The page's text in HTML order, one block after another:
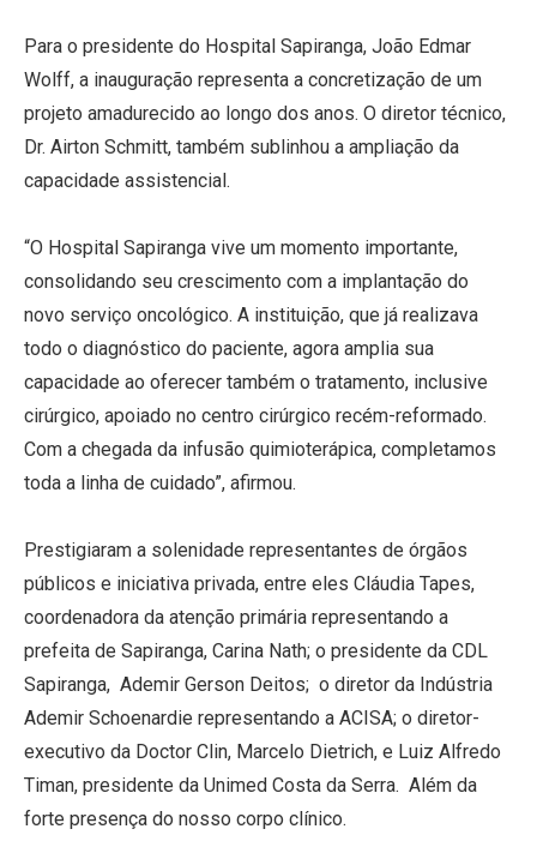
Para o presidente do Hospital Sapiranga, João Edmar
Wolff, a inauguração representa a concretização de um
projeto amadurecido ao longo dos anos. O diretor técnico,
Dr. Airton Schmitt, também sublinhou a ampliação da
capacidade assistencial.
“O Hospital Sapiranga vive um momento importante,
consolidando seu crescimento com a implantação do
novo serviço oncológico. A instituição, que já realizava
todo o diagnóstico do paciente, agora amplia sua
capacidade ao oferecer também o tratamento, inclusive
cirúrgico, apoiado no centro cirúrgico recém-reformado.
Com a chegada da infusão quimioterápica, completamos
toda a linha de cuidado”, afirmou.
Prestigiaram a solenidade representantes de órgãos
públicos e iniciativa privada, entre eles Cláudia Tapes,
coordenadora da atenção primária representando a
prefeita de Sapiranga, Carina Nath; o presidente da CDL
Sapiranga, Ademir Gerson Deitos; o diretor da Indústria
Ademir Schoenardie representando a ACISA; o diretor-
executivo da Doctor Clin, Marcelo Dietrich, e Luiz Alfredo
Timan, presidente da Unimed Costa da Serra. Além da
forte presença do nosso corpo clínico.